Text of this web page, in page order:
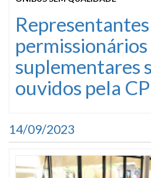
permissionários
suplementares
ouvidos pela
14/09/2023